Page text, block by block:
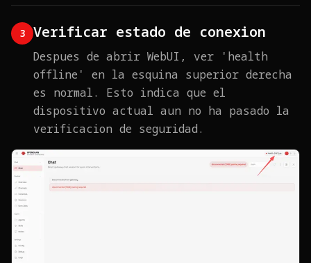
3 Verificar estado de conexion
Despues de abrir WebUI, ver 'health
offline' en la esquina superior derecha
es normal. Esto indica que el
dispositivo actual aun no ha pasado la
verificacion de seguridad.